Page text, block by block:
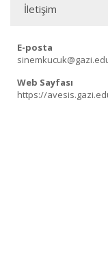
İletişim
E-posta
Web Sayfası
https://